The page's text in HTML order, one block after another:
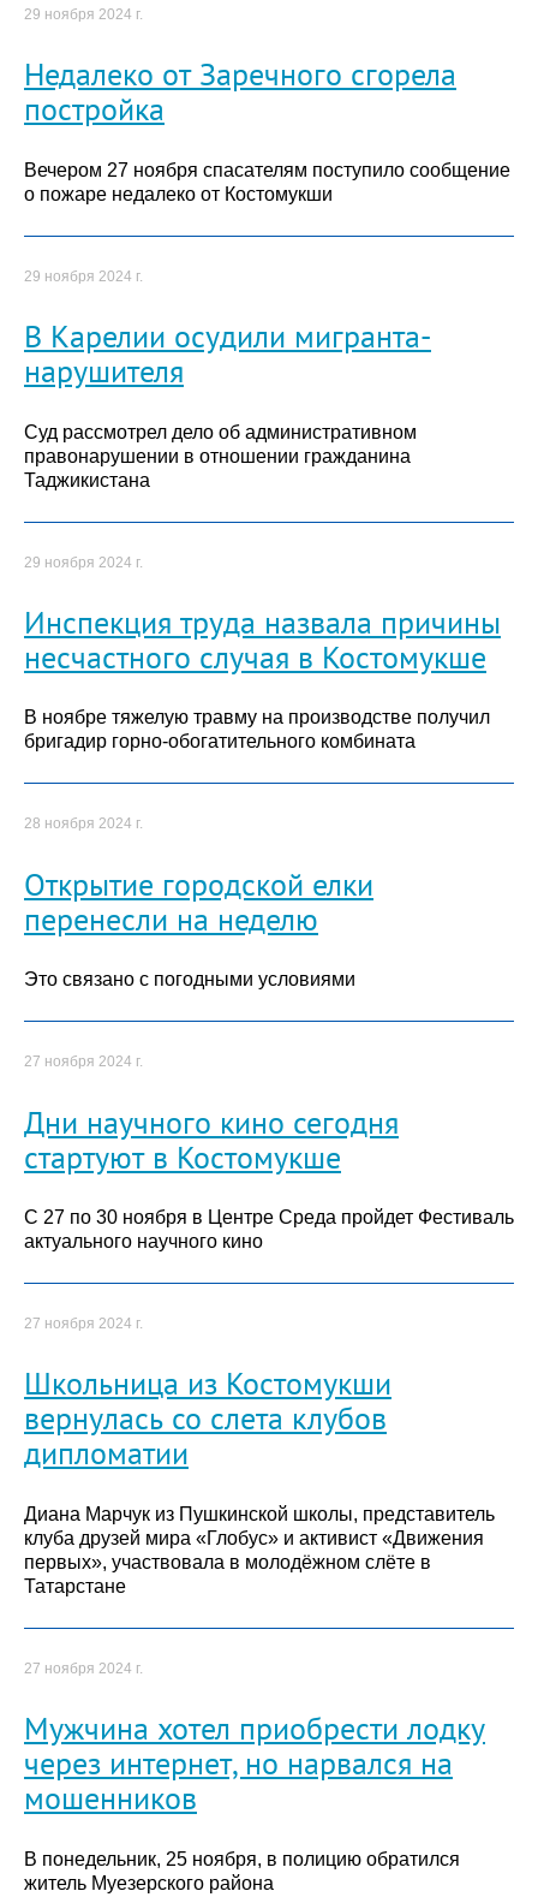
29 ноября 2024 г.
Недалеко от Заречного сгорела
постройка
Вечером 27 ноября спасателям поступило сообщение
о пожаре недалеко от Костомукши
29 ноября 2024 г.
В Карелии осудили мигранта-
нарушителя
Суд рассмотрел дело об административном
правонарушении в отношении гражданина
Таджикистана
29 ноября 2024 г.
Инспекция труда назвала причины
несчастного случая в Костомукше
В ноябре тяжелую травму на производстве получил
бригадир горно-обогатительного комбината
28 ноября 2024 г.
Открытие городской елки
перенесли на неделю
Это связано с погодными условиями
27 ноября 2024 г.
Дни научного кино сегодня
стартуют в Костомукше
С 27 по 30 ноября в Центре Среда пройдет Фестиваль
актуального научного кино
27 ноября 2024 г.
Школьница из Костомукши
вернулась со слета клубов
дипломатии
Диана Марчук из Пушкинской школы, представитель
клуба друзей мира «Глобус» и активист «Движения
первых», участвовала в молодёжном слёте в
Татарстане
27 ноября 2024 г.
Мужчина хотел приобрести лодку
через интернет, но нарвался на
мошенников
В понедельник, 25 ноября, в полицию обратился
житель Муезерского района